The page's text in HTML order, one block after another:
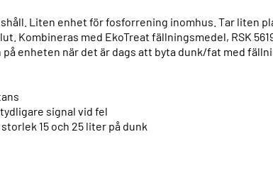
Liten enhet för fosforrening inomhus. Tar liten
Kombineras med EkoTreat fällningsmedel, RSK
på enheten när det är dags att byta dunk/fat med
signal vid fel
15 och 25 liter på dunk